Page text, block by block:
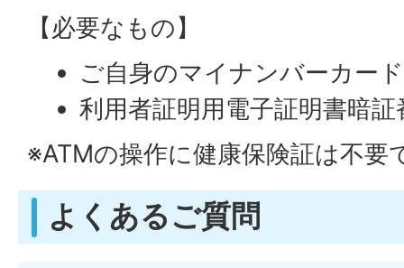
【必要なもの】
ご自身のマイナンバーカード
利用者証明用電子証明書暗
※ATMの操作に健康保険証は不要
よくあるご質問